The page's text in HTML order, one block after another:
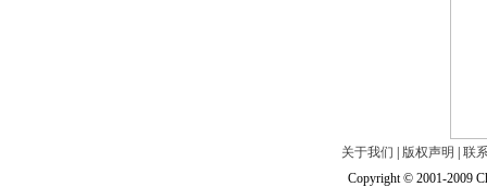
关于我们 版权声明
联
Copyright © 2001-2009